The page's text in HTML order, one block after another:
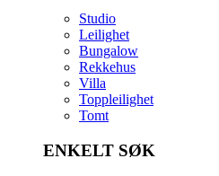
Studio
Leilighet
Bungalow
Rekkehus
Villa
Toppleilighet
Tomt
ENKELT SØK